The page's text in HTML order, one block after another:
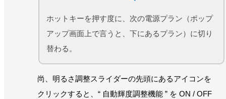
ホットキーを押す度に、次の電源プラン（ポップ
アップ画面上で言うと、下にあるプラン）に切り
替わる。
尚、明るさ調整スライダーの先頭にあるアイコンを
クリックすると、“ 自動輝度調整機能 ” を ON / OFF